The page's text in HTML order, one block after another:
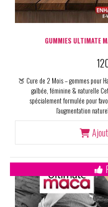
GUMMIES ULTIMATE
🍑 Cure de 2 Mois – gommes pour
galbée, féminine & naturelle
spécialement formulée pour
l’augmentation